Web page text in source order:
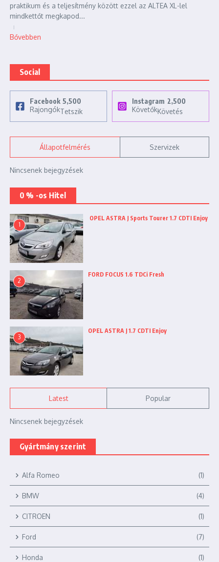
praktikum és a teljesítmény között ezzel az ALTEA XL-lel
mindkettőt megkapod...
Bővebben
Social
Facebook 5,500
RajongókTetszik
Instagram 2,500
KövetőkKövetés
Állapotfelmérés Szervizek
Nincsenek bejegyzések
0 % -os Hitel
1
OPEL ASTRA J Sports Tourer 1.7 CDTI Enjoy
2
FORD FOCUS 1.6 TDCi Fresh
3
OPEL ASTRA J 1.7 CDTI Enjoy
Latest Popular
Nincsenek bejegyzések
Gyártmány szerint
Alfa Romeo (1)
BMW (4)
CITROEN (1)
Ford (7)
Honda (1)